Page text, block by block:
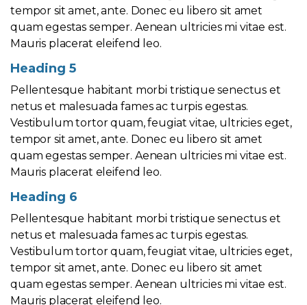
tempor sit amet, ante. Donec eu libero sit amet
quam egestas semper. Aenean ultricies mi vitae est.
Mauris placerat eleifend leo.
Heading 5
Pellentesque habitant morbi tristique senectus et
netus et malesuada fames ac turpis egestas.
Vestibulum tortor quam, feugiat vitae, ultricies eget,
tempor sit amet, ante. Donec eu libero sit amet
quam egestas semper. Aenean ultricies mi vitae est.
Mauris placerat eleifend leo.
Heading 6
Pellentesque habitant morbi tristique senectus et
netus et malesuada fames ac turpis egestas.
Vestibulum tortor quam, feugiat vitae, ultricies eget,
tempor sit amet, ante. Donec eu libero sit amet
quam egestas semper. Aenean ultricies mi vitae est.
Mauris placerat eleifend leo.